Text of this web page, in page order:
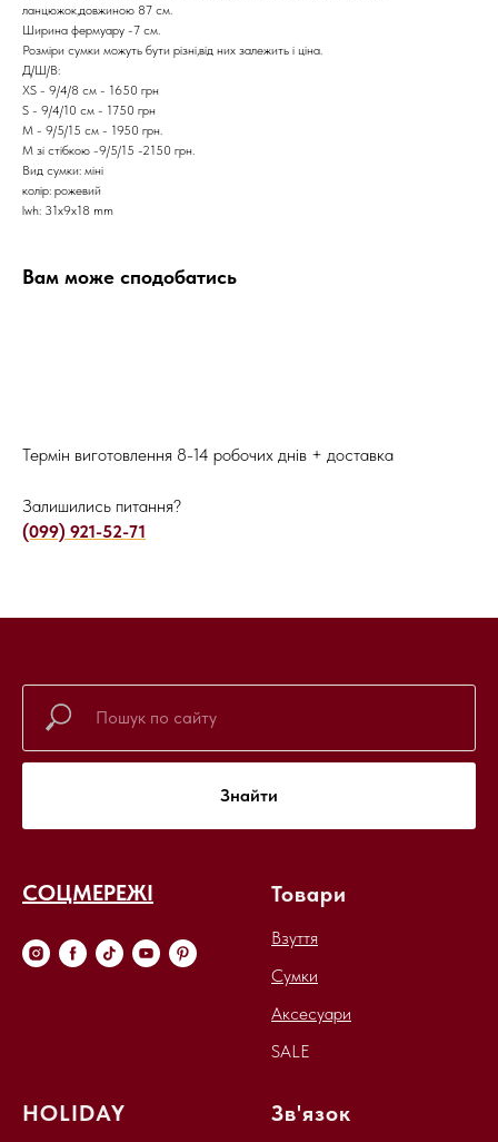
ланцюжок,довжиною 87 см.
Ширина фермуару -7 см.
Розміри сумки можуть бути різні,від них залежить і ціна.
Д/Ш/В:
XS - 9/4/8 см - 1650 грн
S - 9/4/10 см - 1750 грн
М - 9/5/15 см - 1950 грн.
М зі стібкою -9/5/15 -2150 грн.
Вид сумки: міні
колір: рожевий
lwh: 31x9x18 mm
Вам може сподобатись
Термін виготовлення 8-14 робочих днів + доставка
Залишились питання?
(099) 921-52-71
Знайти
СОЦМЕРЕЖІ Товари
Взуття
Сумки
Аксесуари
SALE
HOLIDAY Зв'язок